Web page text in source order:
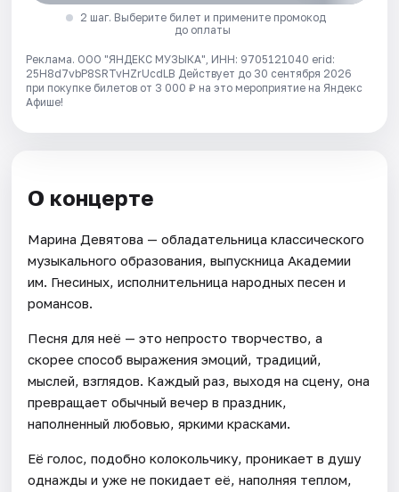
2 шаг. Выберите билет и примените промокод
до оплаты
Реклама. ООО "ЯНДЕКС МУЗЫКА", ИНН: 9705121040 erid:
25H8d7vbP8SRTvHZrUcdLB Действует до 30 сентября 2026
при покупке билетов от 3 000 ₽ на это мероприятие на Яндекс
Афише!
О концерте
Марина Девятова — обладательница классического
музыкального образования, выпускница Академии
им. Гнесиных, исполнительница народных песен и
романсов.
Песня для неё — это непросто творчество, а
скорее способ выражения эмоций, традиций,
мыслей, взглядов. Каждый раз, выходя на сцену, она
превращает обычный вечер в праздник,
наполненный любовью, яркими красками.
Её голос, подобно колокольчику, проникает в душу
однажды и уже не покидает её, наполняя теплом,